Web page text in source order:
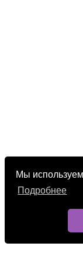
Мы
Подробнее